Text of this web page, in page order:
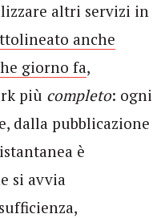
altri servizi in
anche
giorno fa,
più completo: ogni
dalla pubblicazione
è
si avvia